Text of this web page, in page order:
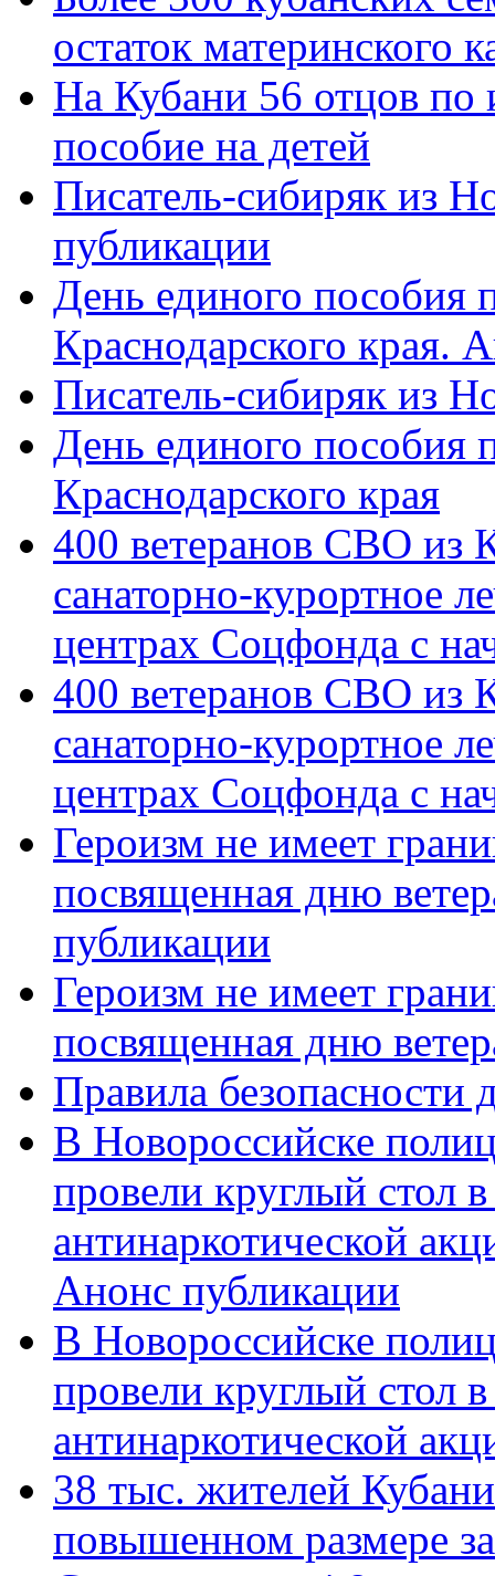
остаток материнского
На Кубани 56 отцов по
пособие на детей
Писатель-сибиряк из
публикации
День единого пособия
Краснодарского края.
Писатель-сибиряк из
День единого пособия
Краснодарского края
400 ветеранов СВО из
санаторно-курортное
центрах Соцфонда с
400 ветеранов СВО из
санаторно-курортное
центрах Соцфонда с
Героизм не имеет
посвященная дню
публикации
Героизм не имеет
посвященная дню
Правила безопасности
В Новороссийске
провели круглый стол
антинаркотической
Анонс публикации
В Новороссийске
провели круглый стол
антинаркотической
38 тыс. жителей
повышенном размере